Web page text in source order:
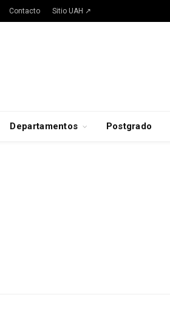
Contacto Sitio UAH ↗
Departamentos Postgrado